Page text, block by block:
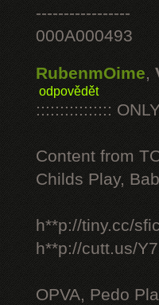
-----------------
000A000493
RubenmOime,
odpovědět
::::::::::::::::
Content from
Childs Play,
h**p://tiny.cc/
h**p://cutt.us/
OPVA, Pedo